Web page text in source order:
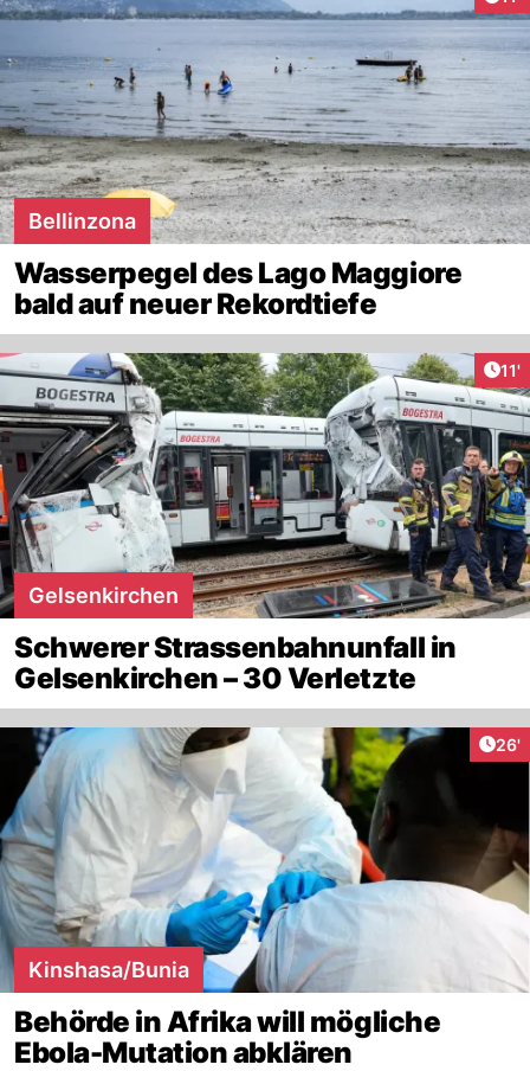
Bellinzona
Wasserpegel des Lago Maggiore
bald auf neuer Rekordtiefe
11'
Gelsenkirchen
Schwerer Strassenbahnunfall in
Gelsenkirchen – 30 Verletzte
26'
Kinshasa/Bunia
Behörde in Afrika will mögliche
Ebola-Mutation abklären